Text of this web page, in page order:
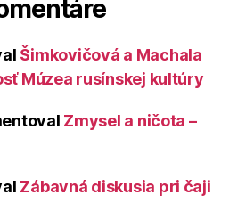
Šimkovičová a Machala
Múzea rusínskej kultúry
Zmysel a ničota –
Zábavná diskusia pri čaji